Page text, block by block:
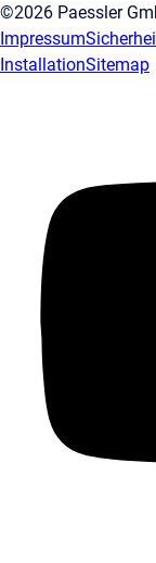
©2026 Paessler
Impressum
InstallationSitemap